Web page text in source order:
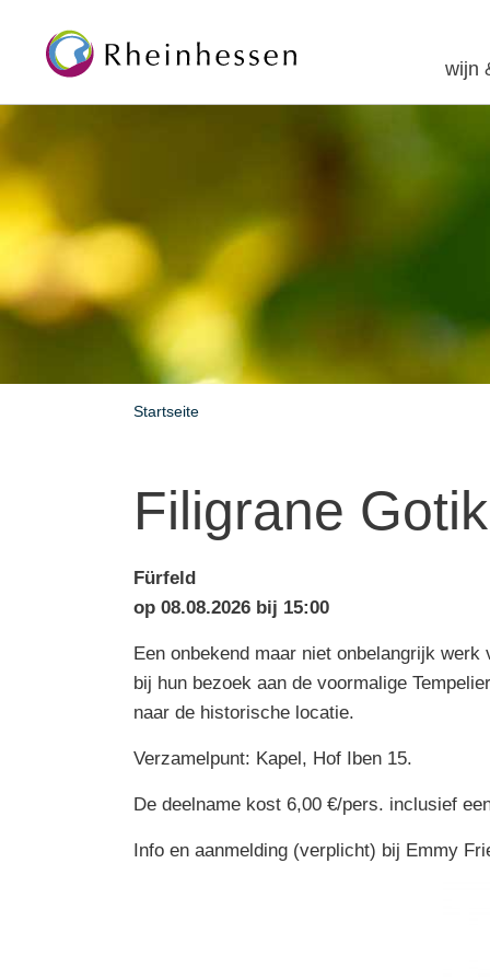
wijn
Startseite
Filigrane
Fürfeld
op 08.08.2026 bij 15:00
Een onbekend maar niet onbelangrijk
bij hun bezoek aan de voormalige
naar de historische locatie.
Verzamelpunt: Kapel, Hof Iben 15.
De deelname kost 6,00 €/pers. inclusief
Info en aanmelding (verplicht) bij Emmy